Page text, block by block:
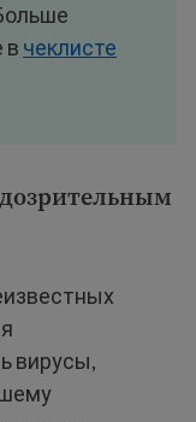
в чеклисте
вирусы,